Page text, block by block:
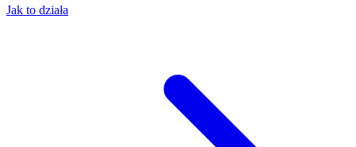
Jak to działa